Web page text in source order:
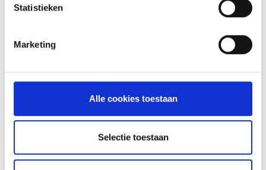
Statistieken
Marketing
Alle cookies toestaan
Selectie toestaan